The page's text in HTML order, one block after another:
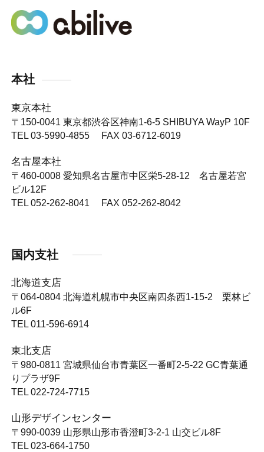
本社
東京本社
〒150-0041 東京都渋谷区神南1-6-5 SHIBUYA WayP 10F
TEL 03-5990-4855 FAX 03-6712-6019
名古屋本社
〒460-0008愛知県名古屋市中区栄5-28-12 名古屋若宮
ビル12F
TEL 052-262-8041 FAX 052-262-8042
国内支社
北海道支店
〒064-0804北海道札幌市中央区南四条西1-15-2 栗林ビ
ル6F
TEL 011-596-6914
東北支店
〒980-0811 宮城県仙台市青葉区一番町2-5-22 GC青葉通
りプラザ9F
TEL 022-724-7715
山形デザインセンター
〒990-0039山形県山形市香澄町3-2-1 山交ビル8F
TEL 023-664-1750